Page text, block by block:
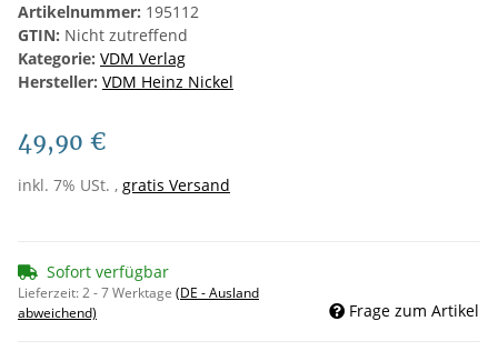
Artikelnummer: 195112
GTIN: Nicht zutreffend
Kategorie: VDM Verlag
Hersteller: VDM Heinz Nickel
49,90 €
inkl. 7% USt. , gratis Versand
Sofort verfügbar
Lieferzeit:2 - 7 Werktage (DE - Ausland
abweichend)
Frage zum Artikel